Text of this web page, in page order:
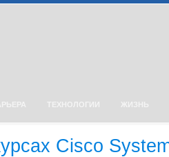
ТЕХНОЛОГИИ ЖИЗНЬ
Cisco